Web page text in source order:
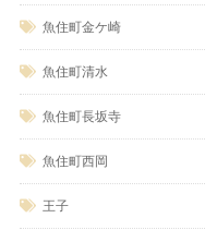
魚住町金ケ崎
魚住町清水
魚住町長坂寺
魚住町西岡
王子